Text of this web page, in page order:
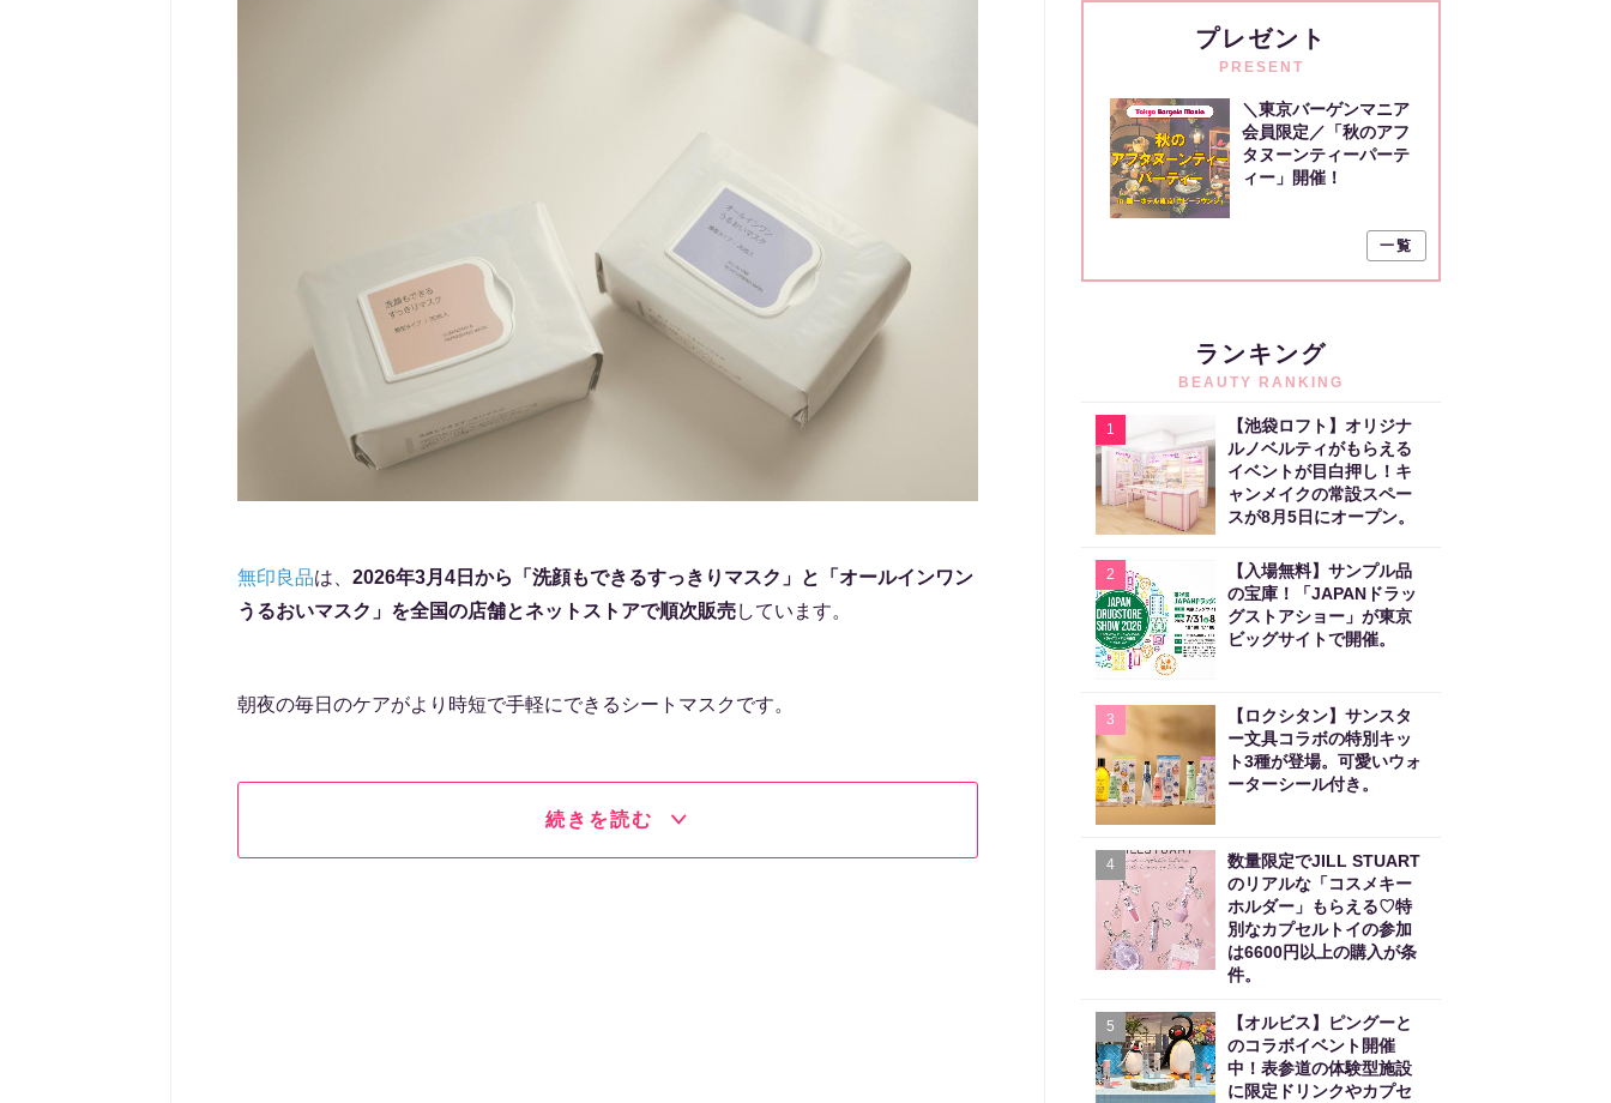
無印良品は、 2026年3月4日から「洗顔もできるすっきりマスク」と「オールインワン
うるおいマスク」を全国の店舗とネットストアで順次販売しています。
朝夜の毎日のケアがより時短で手軽にできるシートマスクです。
続きを読む
プレゼント
PRESENT
＼東京バーゲンマニア
会員限定／「秋のアフ
タヌーンティーパーテ
ィー」開催！
一覧
ランキング
BEAUTY RANKING
1
【池袋ロフト】オリジナ
ルノベルティがもらえる
イベントが目白押し！キ
ャンメイクの常設スペー
スが8月5日にオープン。
2
【入場無料】サンプル品
の宝庫！「JAPANドラッ
グストアショー」が東京
ビッグサイトで開催。
3
【ロクシタン】サンスタ
ー文具コラボの特別キッ
ト3種が登場。可愛いウォ
ーターシール付き。
4
数量限定でJILL STUART
のリアルな「コスメキー
ホルダー」もらえる♡特
別なカプセルトイの参加
は6600円以上の購入が条
件。
5
【オルビス】ピングーと
のコラボイベント開催
中！表参道の体験型施設
に限定ドリンクやカプセ